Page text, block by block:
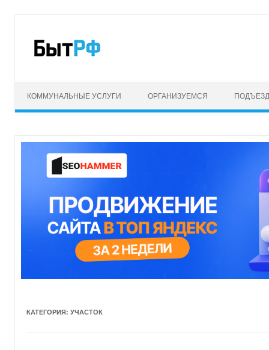
КОММУНАЛЬНЫЕ УСЛУГИ ОРГАНИЗУЕМСЯ ПОДЪЕЗД
КАТЕГОРИЯ: УЧАСТОК